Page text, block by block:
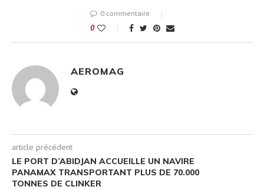
0 commentaire
0
AEROMAG
article précédent
LE PORT D’ABIDJAN ACCUEILLE UN NAVIRE
PANAMAX TRANSPORTANT PLUS DE 70.000
TONNES DE CLINKER